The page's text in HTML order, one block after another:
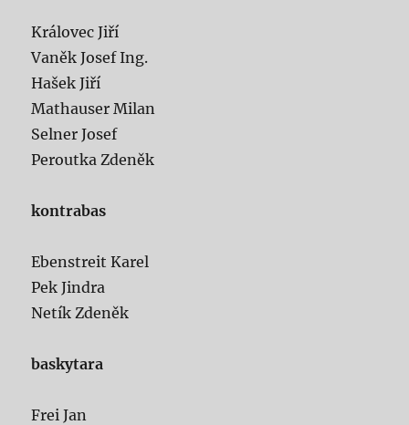
Královec Jiří
Vaněk Josef Ing.
Hašek Jiří
Mathauser Milan
Selner Josef
Peroutka Zdeněk
kontrabas
Ebenstreit Karel
Pek Jindra
Netík Zdeněk
baskytara
Frei Jan